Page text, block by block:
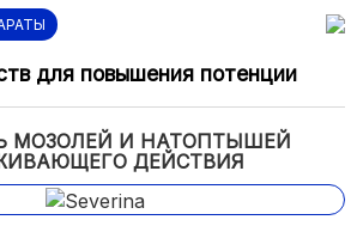
для повышения потенции
МОЗОЛЕЙ И НАТОПТЫШЕЙ
ДЕЙСТВИЯ